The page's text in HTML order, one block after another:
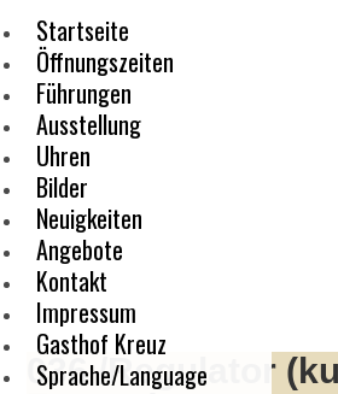
036 /Regulator
Startseite
Öffnungszeiten
Führungen
Ausstellung
Uhren
Bilder
Neuigkeiten
Angebote
Kontakt
Impressum
Gasthof Kreuz
Sprache/Language